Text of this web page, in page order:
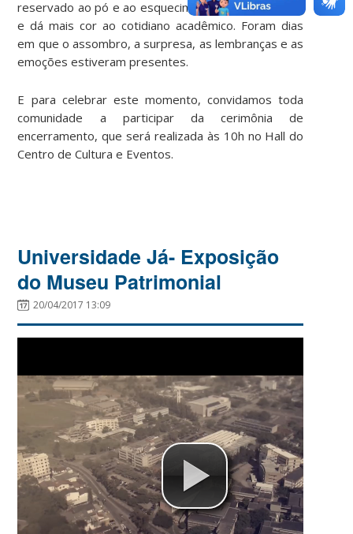
reservado ao pó e ao esquecimento agora tem vida
e dá mais cor ao cotidiano acadêmico. Foram dias
em que o assombro, a surpresa, as lembranças e as
emoções estiveram presentes.
E para celebrar este momento, convidamos toda
comunidade a participar da cerimônia de
encerramento, que será realizada às 10h no Hall do
Centro de Cultura e Eventos.
Universidade Já- Exposição
do Museu Patrimonial
20/04/2017 13:09